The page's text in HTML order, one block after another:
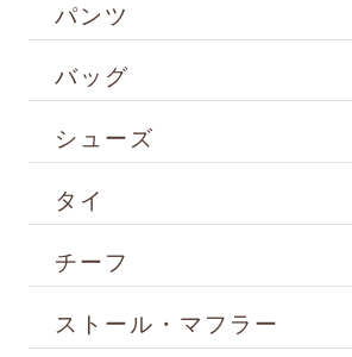
パンツ
バッグ
シューズ
タイ
チーフ
ストール・マフラー